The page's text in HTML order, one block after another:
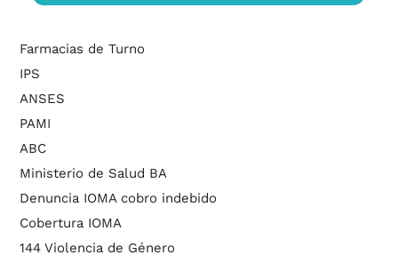
Farmacias de Turno
IPS
ANSES
PAMI
ABC
Ministerio de Salud BA
Denuncia IOMA cobro indebido
Cobertura IOMA
144 Violencia de Género